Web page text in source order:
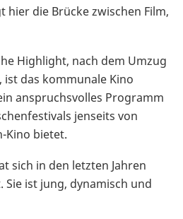
hier die Brücke zwischen Film,
Highlight, nach dem Umzug
das kommunale Kino
anspruchsvolles Programm
jenseits von
Kino bietet.
sich in den letzten Jahren
ist jung, dynamisch und